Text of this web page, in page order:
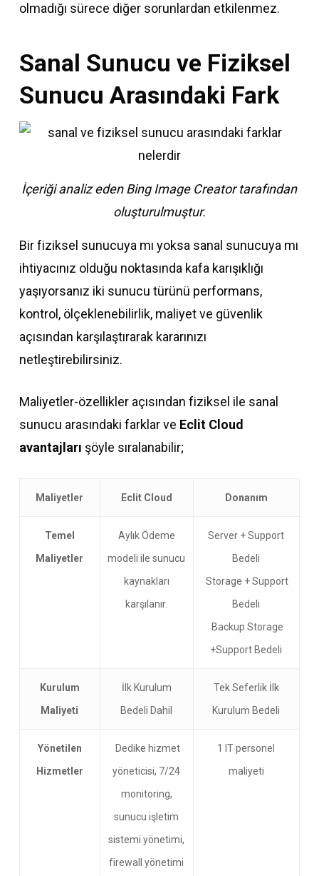
olmadığı sürece diğer sorunlardan etkilenmez.
Sanal Sunucu ve Fiziksel
Sunucu Arasındaki Fark
İçeriği analiz eden Bing Image Creator tarafından
oluşturulmuştur.
Bir fiziksel sunucuya mı yoksa sanal sunucuya mı
ihtiyacınız olduğu noktasında kafa karışıklığı
yaşıyorsanız iki sunucu türünü performans,
kontrol, ölçeklenebilirlik, maliyet ve güvenlik
açısından karşılaştırarak kararınızı
netleştirebilirsiniz.
Maliyetler-özellikler açısından fiziksel ile sanal
sunucu arasındaki farklar ve Eclit Cloud
avantajları şöyle sıralanabilir;
Maliyetler Eclit Cloud Donanım
Temel
Maliyetler
Aylık Ödeme
modeli ile sunucu
kaynakları
karşılanır.
Server + Support
Bedeli
Storage + Support
Bedeli
Backup Storage
+Support Bedeli
Kurulum
Maliyeti
İlk Kurulum
Bedeli Dahil
Tek Seferlik İlk
Kurulum Bedeli
Yönetilen
Hizmetler
Dedike hizmet
yöneticisi, 7/24
monitoring,
sunucu işletim
sistemi yönetimi,
firewall yönetimi
1 IT personel
maliyeti